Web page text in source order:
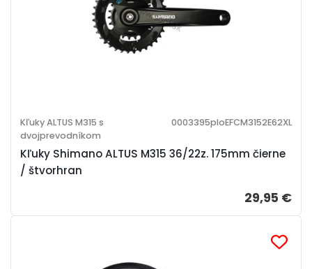
Kľuky Shimano ALTUS M315 36/22z. 175mm čierne
/ štvorhran
Kľuky ALTUS M315 s
dvojprevodníkom
0003395ploEFCM3152E62XL
29,95 €